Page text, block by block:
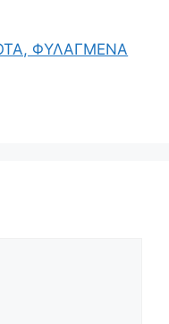
ΦΥΛΑΓΜΕΝΑ